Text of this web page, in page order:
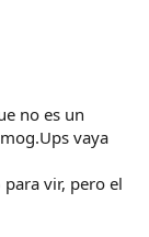
no es un
vaya
vir, pero el